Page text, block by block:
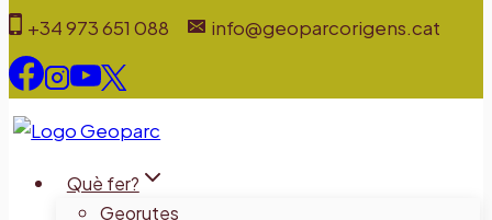
al
contingut
+34 973 651 088 info@geoparcorigens.cat
Què fer?
Georutes